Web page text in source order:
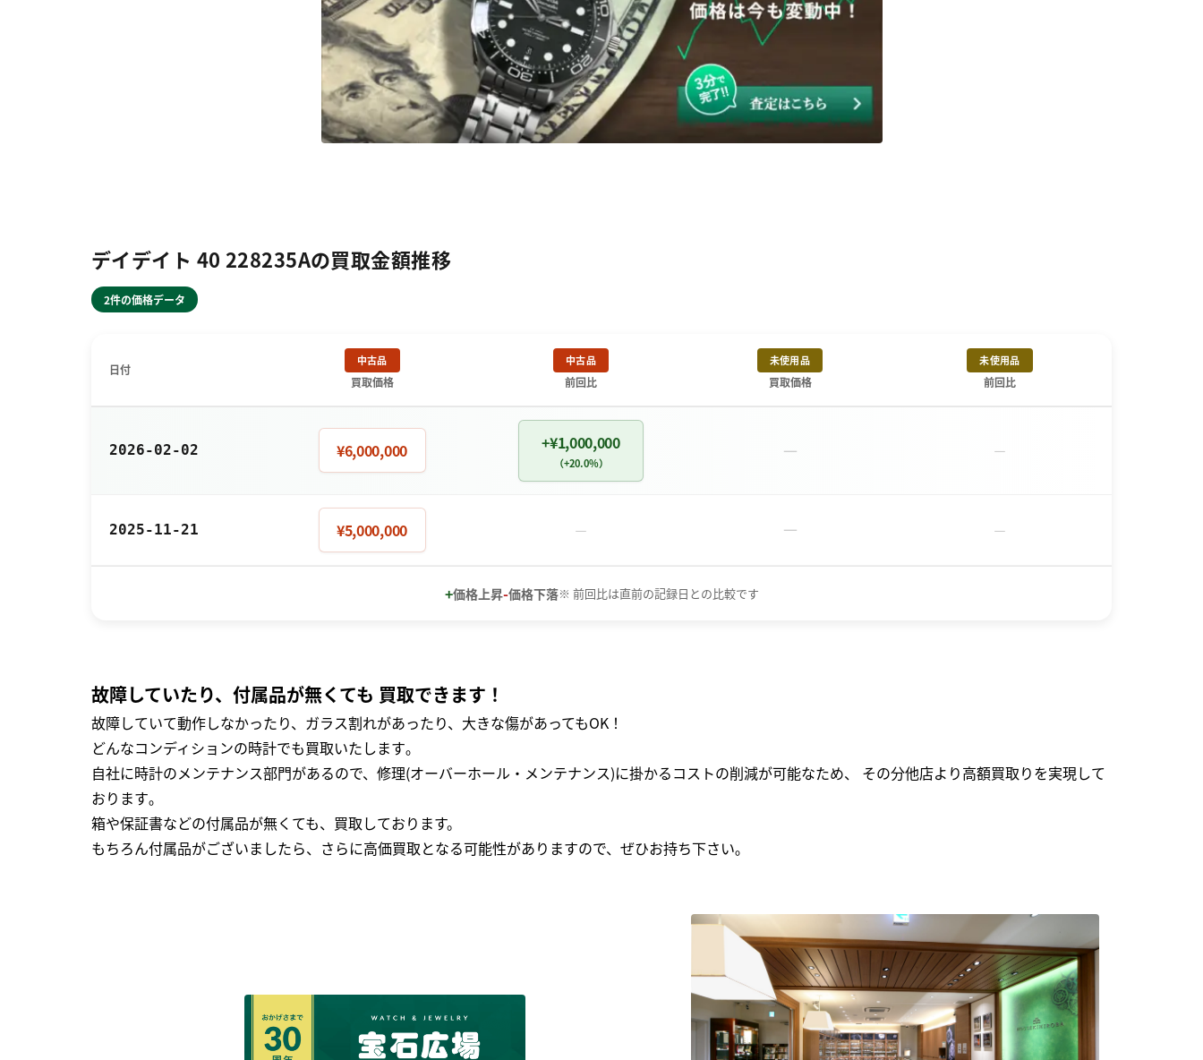
デイデイト 40 228235Aの買取金額推移
2件の価格データ
日付
中古品
買取価格
中古品
前回比
未使用品
買取価格
未使用品
前回比
2026-02-02 ¥6,000,000 +¥1,000,000
（+20.0%） － －
2025-11-21 ¥5,000,000 － － －
+価格上昇-価格下落※ 前回比は直前の記録日との比較です
故障していたり、付属品が無くても 買取できます！
故障していて動作しなかったり、ガラス割れがあったり、大きな傷があってもOK！
どんなコンディションの時計でも買取いたします｡
自社に時計のメンテナンス部門があるので、修理(オーバーホール・メンテナンス)に掛かるコストの削減が可能なため、 その分他店より高額買取りを実現して
おります｡
箱や保証書などの付属品が無くても、買取しております。
もちろん付属品がございましたら、さらに高価買取となる可能性がありますので、ぜひお持ち下さい｡